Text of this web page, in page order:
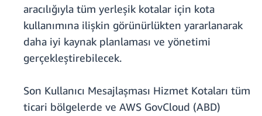
aracılığıyla tüm yerleşik kotalar için kota
kullanımına ilişkin görünürlükten yararlanarak
daha iyi kaynak planlaması ve yönetimi
gerçekleştirebilecek.
Son Kullanıcı Mesajlaşması Hizmet Kotaları tüm
ticari bölgelerde ve AWS GovCloud (ABD)